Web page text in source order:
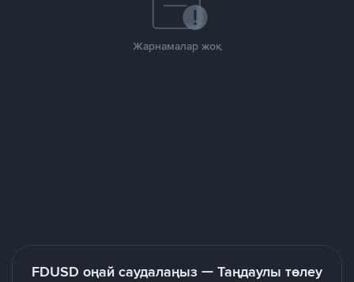
Жарнамалар жоқ
FDUSD оңай саудалаңыз — Таңдаулы төлеу